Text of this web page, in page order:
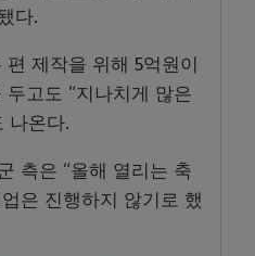
다.
제작을 위해 5억원이
고도 “지나치게 많은
나온다.
측은 “올해 열리는 축
은 진행하지 않기로 했